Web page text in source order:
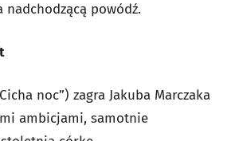
nadchodzącą powódź.
noc”) zagra Jakuba Marczaka
ambicjami, samotnie